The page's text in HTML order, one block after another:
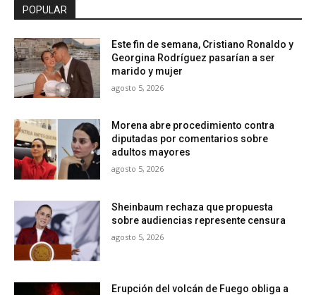
POPULAR
Este fin de semana, Cristiano Ronaldo y
Georgina Rodríguez pasarían a ser
marido y mujer
agosto 5, 2026
Morena abre procedimiento contra
diputadas por comentarios sobre
adultos mayores
agosto 5, 2026
Sheinbaum rechaza que propuesta
sobre audiencias represente censura
agosto 5, 2026
Erupción del volcán de Fuego obliga a